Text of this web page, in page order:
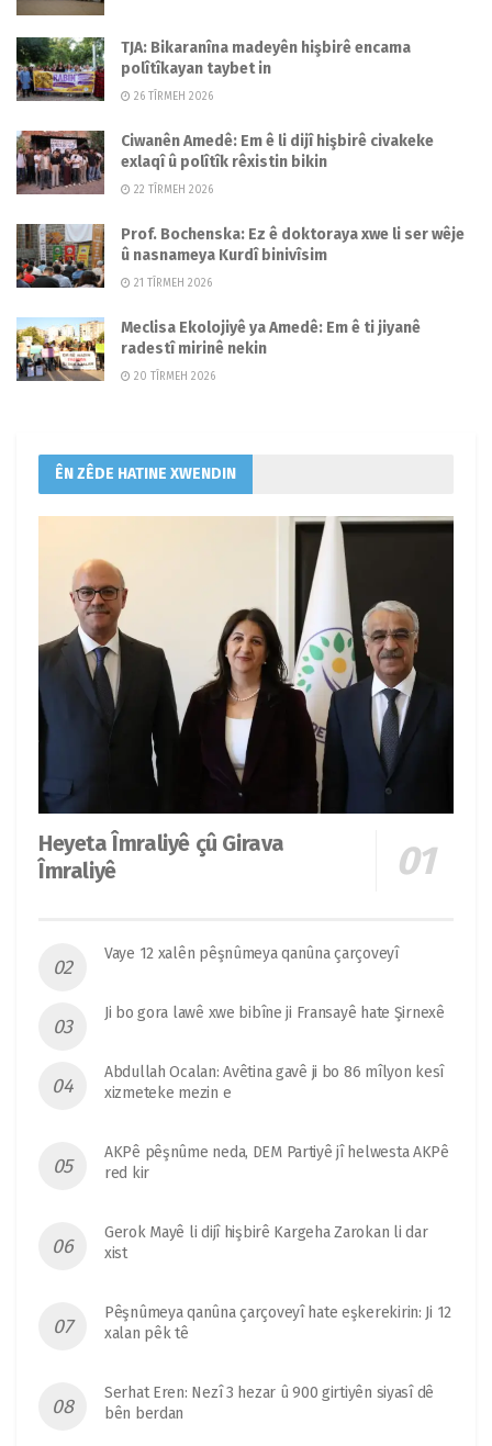
TJA: Bikaranîna madeyên hişbirê encama
polîtîkayan taybet in
26 TÎRMEH 2026
Ciwanên Amedê: Em ê li dijî hişbirê civakeke
exlaqî û polîtîk rêxistin bikin
22 TÎRMEH 2026
Prof. Bochenska: Ez ê doktoraya xwe li ser wêje
û nasnameya Kurdî binivîsim
21 TÎRMEH 2026
Meclisa Ekolojiyê ya Amedê: Em ê ti jiyanê
radestî mirinê nekin
20 TÎRMEH 2026
ÊN ZÊDE HATINE XWENDIN
Heyeta Îmraliyê çû Girava
Îmraliyê
Vaye 12 xalên pêşnûmeya qanûna çarçoveyî
Ji bo gora lawê xwe bibîne ji Fransayê hate Şirnexê
Abdullah Ocalan: Avêtina gavê ji bo 86 mîlyon kesî
xizmeteke mezin e
AKPê pêşnûme neda, DEM Partiyê jî helwesta AKPê
red kir
Gerok Mayê li dijî hişbirê Kargeha Zarokan li dar
xist
Pêşnûmeya qanûna çarçoveyî hate eşkerekirin: Ji 12
xalan pêk tê
Serhat Eren: Nezî 3 hezar û 900 girtiyên siyasî dê
bên berdan